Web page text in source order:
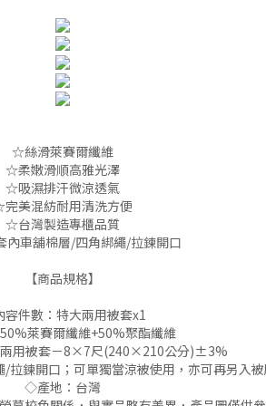
☆絲滑萊賽爾纖維
☆柔嫩滑順高雅光澤
☆吸濕排汗微涼透氣
美混紡耐用清洗方便
☆台灣製造專櫃品質
車舖棉層/四角綁繩/拉鍊開口
【商品規格】
件數：特大兩用被套x1
萊賽爾纖維+50%聚酯纖維
用被套－8×7尺(240×210公分)±3%
鍊開口；可單獨當涼被使用，亦可再另入被
◇產地：台灣